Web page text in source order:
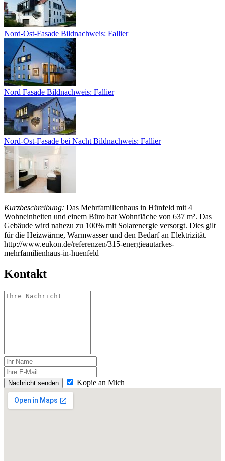
Nord-Ost-Fasade Bildnachweis: Fallier
Nord Fasade Bildnachweis: Fallier
Nord-Ost-Fasade bei Nacht Bildnachweis: Fallier
Kurzbeschreibung: Das Mehrfamilienhaus in Hünfeld mit 4
Wohneinheiten und einem Büro hat Wohnfläche von 637 m². Das
Gebäude wird nahezu zu 100% mit Solarenergie versorgt. Dies gilt
für die Heizwärme, Warmwasser und den Bedarf an Elektrizität.
http://www.eukon.de/referenzen/315-energieautarkes-
mehrfamilienhaus-in-huenfeld
Kontakt
Kopie an Mich